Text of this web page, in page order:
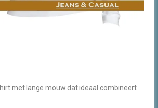
met lange mouw dat ideaal combineert